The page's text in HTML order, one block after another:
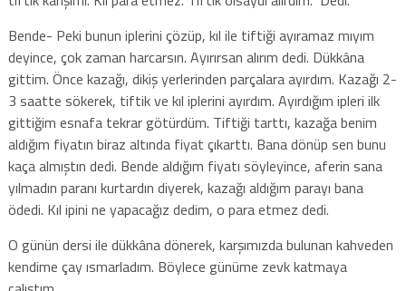
Bende- Peki bunun iplerini çözüp, kıl ile tiftiği ayıramaz mıyım
deyince, çok zaman harcarsın. Ayırırsan alırım dedi. Dükkâna
gittim. Önce kazağı, dikiş yerlerinden parçalara ayırdım. Kazağı 2-
3 saatte sökerek, tiftik ve kıl iplerini ayırdım. Ayırdığım ipleri ilk
gittiğim esnafa tekrar götürdüm. Tiftiği tarttı, kazağa benim
aldığım fiyatın biraz altında fiyat çıkarttı. Bana dönüp sen bunu
kaça almıştın dedi. Bende aldığım fiyatı söyleyince, aferin sana
yılmadın paranı kurtardın diyerek, kazağı aldığım parayı bana
ödedi. Kıl ipini ne yapacağız dedim, o para etmez dedi.
O günün dersi ile dükkâna dönerek, karşımızda bulunan kahveden
kendime çay ısmarladım. Böylece günüme zevk katmaya